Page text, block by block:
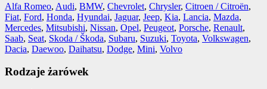
Alfa Romeo, Audi, BMW, Chevrolet, Chrysler, Citroen / Citroën,
Fiat, Ford, Honda, Hyundai, Jaguar, Jeep, Kia, Lancia, Mazda,
Mercedes, Mitsubishi, Nissan, Opel, Peugeot, Porsche, Renault,
Saab, Seat, Skoda / Škoda, Subaru, Suzuki, Toyota, Volkswagen,
Dacia, Daewoo, Daihatsu, Dodge, Mini, Volvo
Rodzaje żarówek